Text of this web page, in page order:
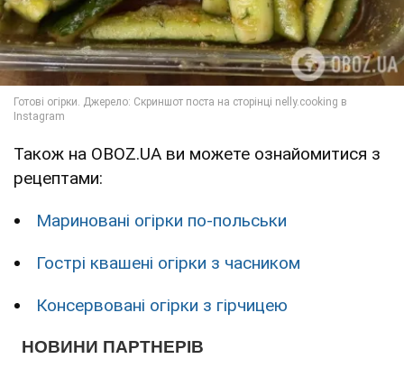
Також на OBOZ.UA ви можете ознайомитися з
рецептами:
Мариновані огірки по-польськи
Гострі квашені огірки з часником
Консервовані огірки з гірчицею